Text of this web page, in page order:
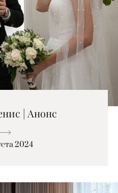
| Анонс
2024